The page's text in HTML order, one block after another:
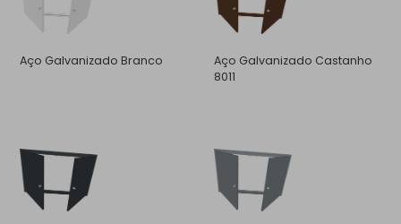
Aço Galvanizado Branco
Aço Galvanizado Castanho
8011